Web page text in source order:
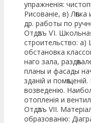
упражненія:
Рисованіе, в) Лѣпка
др. работы по
Отдѣлъ ѴI.
строительство:
обстановка
наго зала,
планы и фа­сады
зданій и
возведенію.
отопленія и
Отдѣлъ VII.
образованію: